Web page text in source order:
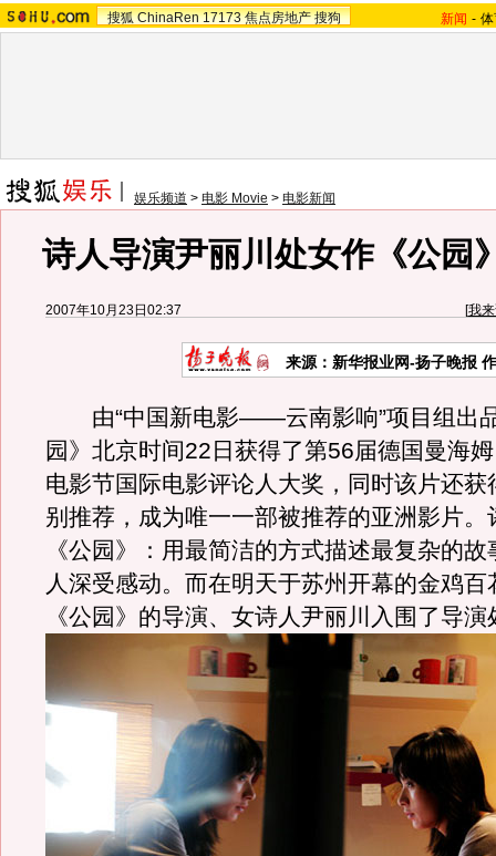
搜狐 ChinaRen 17173 焦点房地产 搜狗 新闻 -
娱乐频道 > 电影 Movie > 电影新闻
诗人导演尹丽川处女作《公园
2007年10月23日02:37 [我
来源：新华报业网-扬子晚报
由“中国新电影——云南影响”项目组出
园》北京时间22日获得了第56届德国曼海
电影节国际电影评论人大奖，同时该片还获
别推荐，成为唯一一部被推荐的亚洲影片。
《公园》：用最简洁的方式描述最复杂的
人深受感动。而在明天于苏州开幕的金鸡百
《公园》的导演、女诗人尹丽川入围了导